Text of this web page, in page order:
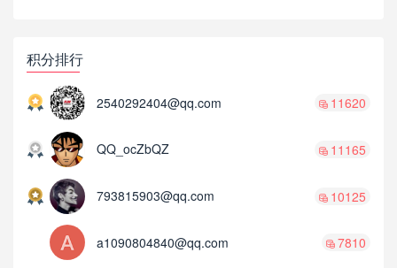
积分排行
2540292404@qq.com 11620
QQ_ocZbQZ 11165
793815903@qq.com 10125
a1090804840@qq.com 7810